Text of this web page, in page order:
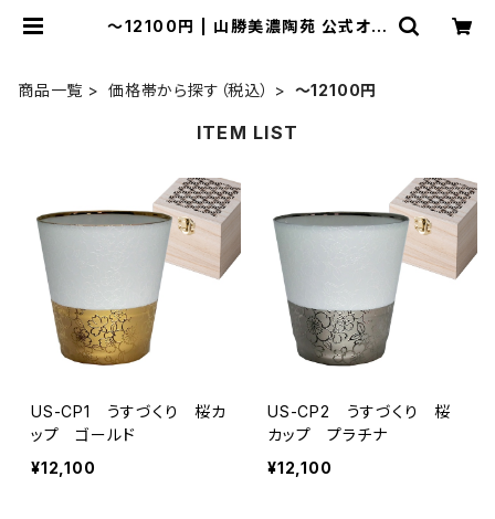
～12100円 | 山勝美濃陶苑 公式オン
商品一覧 価格帯から探す（税込） ～12100円
ITEM LIST
US-CP1 うすづくり 桜カ
ップ ゴールド
¥12,100
US-CP2 うすづくり 桜
カップ プラチナ
¥12,100